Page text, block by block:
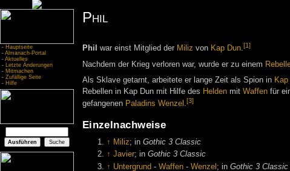
- Hauptseite
- Almanach-Portal
- Aktuelles
- Letzte Änderungen
- Mitmachen
- Zufällige Seite
- Hilfe
Phil
Phil war einst Mitglied der Miliz von Kap Dun.[1]
Nachdem der Krieg verloren war, wurde er zu einem
Als Sklave getarnt, arbeitete er lange Zeit als Spion in
Rebellen in Kap Dun mit Hilfe des Heldenmit Waffenfür
gefangenen Paladins Wenzel [3]
Einzelnachweise
↑ Miliz; inGothic 3 Classic
↑ Javier; inGothic 3 Classic
↑ Untergrund -Waffen -Wenzel ; inGothic 3 Classic